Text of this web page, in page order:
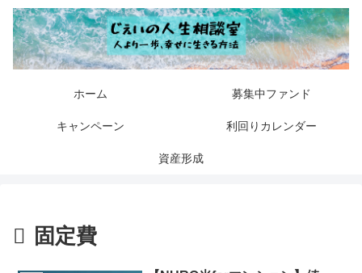
ホーム 募集中ファンド
キャンペーン 利回りカレンダー
資産形成
固定費